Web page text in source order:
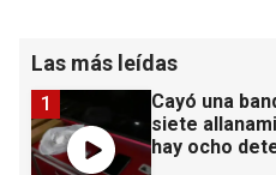
Las más leídas
Cayó una
siete
hay ocho
1